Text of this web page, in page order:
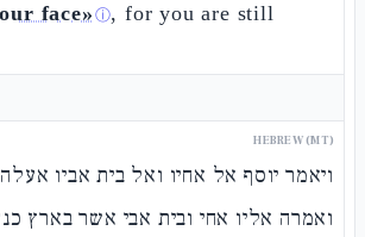
face» ⓘ, for you are still
HEBREW (MT)
ויאמר יוסף אל אחיו ואל בית אביו
ואמרה אליו אחי ובית אבי אשר בארץ